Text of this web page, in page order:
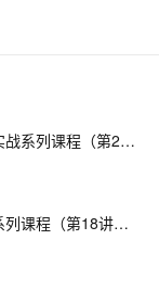
云栖社区特邀专家徐雷Java Spring Boot开发实战系列课程（第20讲）：经典面试题与阿里等名企内部招聘求职面试技巧
阿里特邀专家徐雷Java Spring Boot开发实战系列课程（第18讲）：制作Java Docker镜像与推送到DockerHub和阿里云Docker仓库